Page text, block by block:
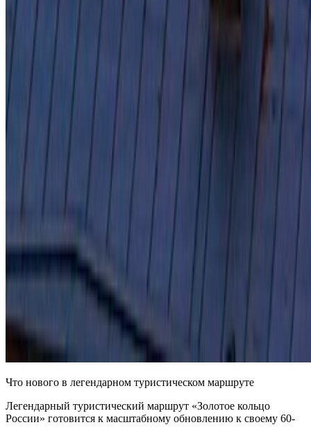
Что нового в легендарном туристическом маршруте
Легендарный туристический маршрут «Золотое кольцо
России» готовится к масштабному обновлению к своему 60-